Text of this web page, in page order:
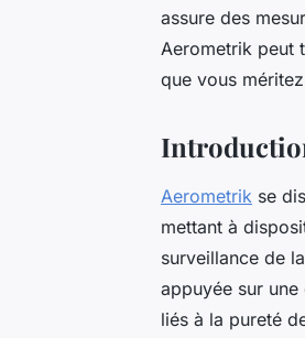
assure des
Aerometrik peut
que vous
Aerometrik se
mettant à
surveillance de
appuyée sur
liés à la pureté